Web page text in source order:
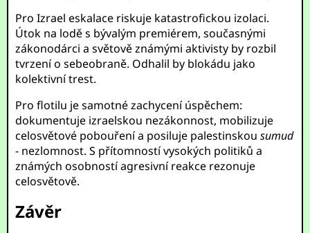
Pro Izrael eskalace riskuje katastrofickou izolaci.
Útok na lodě s bývalým premiérem, současnými
zákonodárci a světově známými aktivisty by rozbil
tvrzení o sebeobraně. Odhalil by blokádu jako
kolektivní trest.
Pro flotilu je samotné zachycení úspěchem:
dokumentuje izraelskou nezákonnost, mobilizuje
celosvětové pobouření a posiluje palestinskousumud
- nezlomnost. S přítomností vysokých politiků a
známých osobností agresivní reakce rezonuje
celosvětově.
Závěr